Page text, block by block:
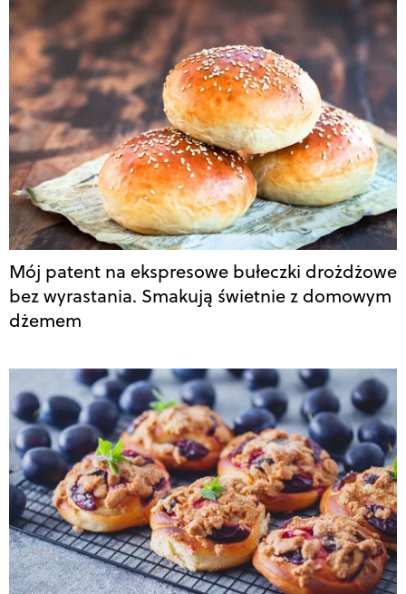
Mój patent na ekspresowe bułeczki drożdżowe
bez wyrastania. Smakują świetnie z domowym
dżemem